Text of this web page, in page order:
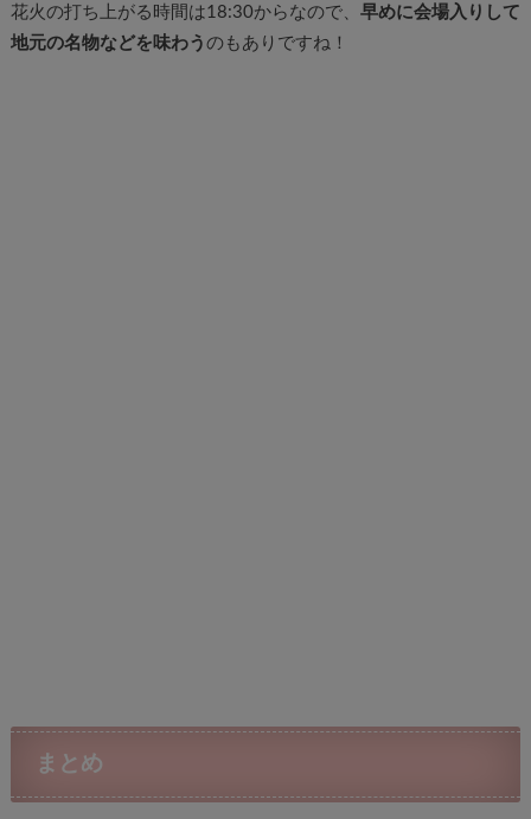
花火の打ち上がる時間は18:30からなので、 早めに会場入りして
地元の名物などを味わう のもありですね！
まとめ